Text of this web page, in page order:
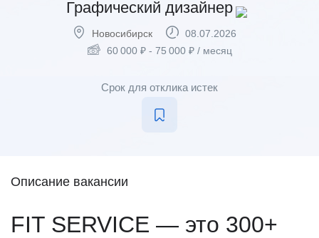
Графический дизайнер
Новосибирск
08.07.2026
60 000 ₽- 75 000 ₽/ месяц
Срок для отклика истек
Описание вакансии
FIT SERVICE — это 300+